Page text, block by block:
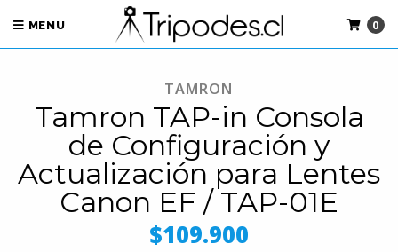
MENU 0
TAMRON
Tamron TAP-in Consola
de Configuración y
Actualización para Lentes
Canon EF / TAP-01E
$109.900